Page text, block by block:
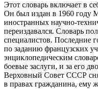
Этот словарь включает в
Он был издан в 1960 году
иностранных научно-
переиздавался. Словарь
специалистов. Последние
по заданию французских
энциклопедическим
боевые заслуги, и за его
Верховный Совет СССР
в правах гражданина, ему